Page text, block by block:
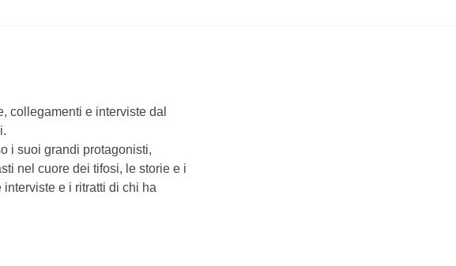
collegamenti e interviste dal
i suoi grandi protagonisti,
nel cuore dei tifosi, le storie e i
e i ritratti di chi ha